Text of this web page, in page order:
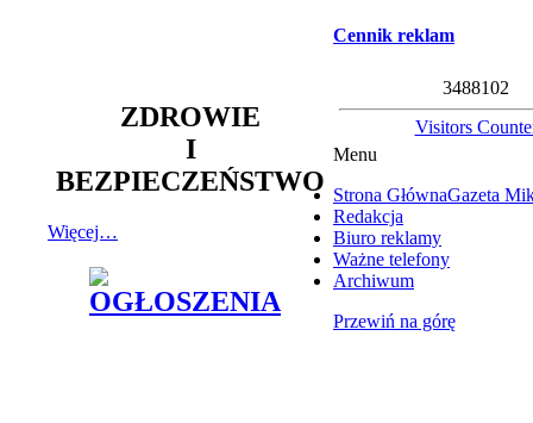
ZDROWIE
I
BEZPIECZEŃSTWO
Więcej…
Cennik reklam
3488102
Visitors
Menu
Strona GłównaGazeta
Redakcja
Biuro reklamy
Ważne telefony
Archiwum
Przewiń na górę